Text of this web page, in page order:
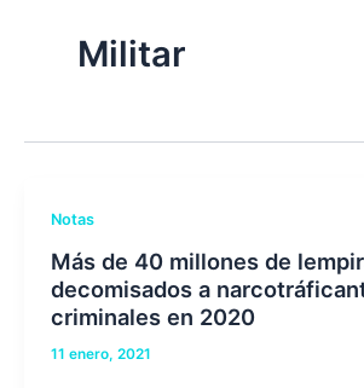
Militar
Notas
Más de 40 millones de
decomisados a
criminales en 2020
11 enero, 2021